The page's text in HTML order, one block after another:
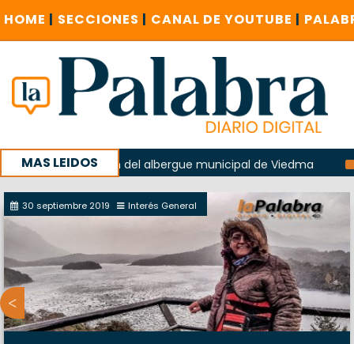
HOME | SECCIONES | CANAL DE YOUTUBE |
MAS LEIDOS
explosión del albergue municipal de Viedma La
con un encuentro provincial en Roca
30 septiembre 2019 Interés General